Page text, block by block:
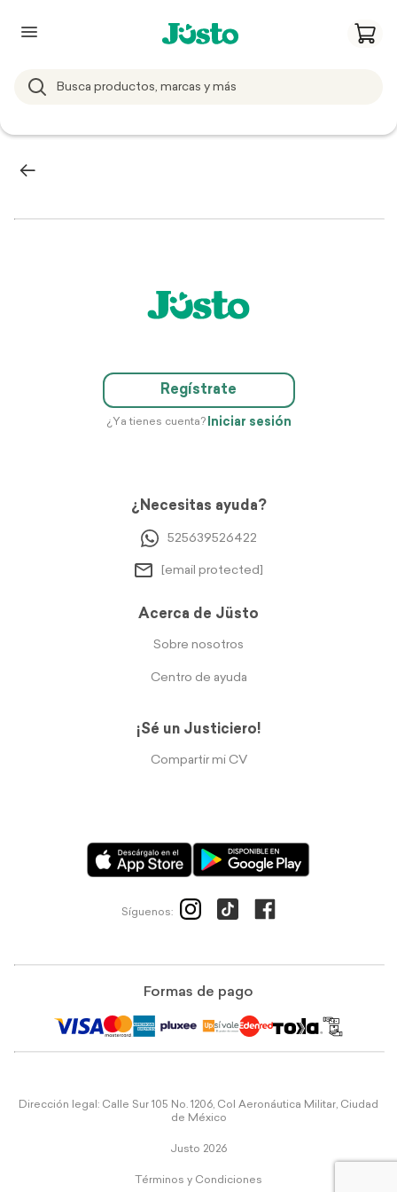
Regístrate
¿Ya tienes cuenta? Iniciar sesión
¿Necesitas ayuda?
525639526422
[email protected]
Acerca de Jüsto
Sobre nosotros
Centro de ayuda
¡Sé un Justiciero!
Compartir mi CV
Síguenos:
Formas de pago
Dirección legal: Calle Sur 105 No. 1206, Col Aeronáutica Militar, Ciudad
de México
Justo 2026
Términos y Condiciones